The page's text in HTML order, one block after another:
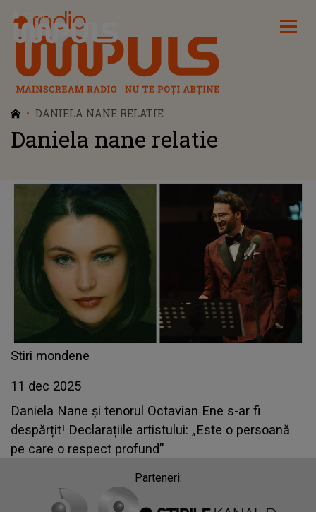
Radio Impuls
DANIELA NANE RELATIE
Daniela nane relatie
Stiri mondene
11 dec 2025
Daniela Nane și tenorul Octavian Ene s-ar fi
despărțit! Declarațiile artistului: „Este o persoană
pe care o respect profund”
Parteneri: